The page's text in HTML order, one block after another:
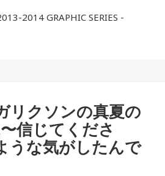
2014 GRAPHIC SERIES -
リクソンの真夏の
信じてくださ
うな気がしたんで